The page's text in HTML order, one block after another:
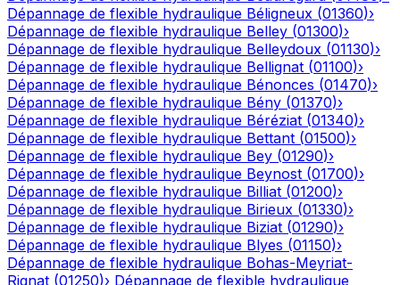
Dépannage de flexible hydraulique Béligneux (01360)›
Dépannage de flexible hydraulique Belley (01300)›
Dépannage de flexible hydraulique Belleydoux (01130)›
Dépannage de flexible hydraulique Bellignat (01100)›
Dépannage de flexible hydraulique Bénonces (01470)›
Dépannage de flexible hydraulique Bény (01370)›
Dépannage de flexible hydraulique Béréziat (01340)›
Dépannage de flexible hydraulique Bettant (01500)›
Dépannage de flexible hydraulique Bey (01290)›
Dépannage de flexible hydraulique Beynost (01700)›
Dépannage de flexible hydraulique Billiat (01200)›
Dépannage de flexible hydraulique Birieux (01330)›
Dépannage de flexible hydraulique Biziat (01290)›
Dépannage de flexible hydraulique Blyes (01150)›
Dépannage de flexible hydraulique Bohas-Meyriat-
Rignat (01250)› Dépannage de flexible hydraulique